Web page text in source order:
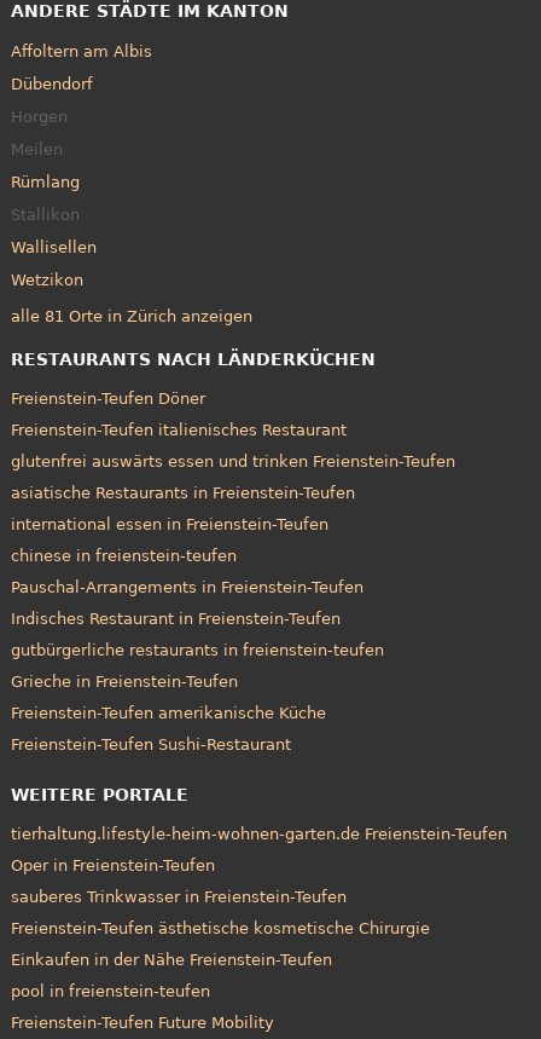
ANDERE STÄDTE IM KANTON
Affoltern am Albis
Dübendorf
Horgen
Meilen
Rümlang
Stallikon
Wallisellen
Wetzikon
alle 81 Orte in Zürich anzeigen
RESTAURANTS NACH LÄNDERKÜCHEN
Freienstein-Teufen Döner
Freienstein-Teufen italienisches Restaurant
glutenfrei auswärts essen und trinken Freienstein-Teufen
asiatische Restaurants in Freienstein-Teufen
international essen in Freienstein-Teufen
chinese in freienstein-teufen
Pauschal-Arrangements in Freienstein-Teufen
Indisches Restaurant in Freienstein-Teufen
gutbürgerliche restaurants in freienstein-teufen
Grieche in Freienstein-Teufen
Freienstein-Teufen amerikanische Küche
Freienstein-Teufen Sushi-Restaurant
WEITERE PORTALE
tierhaltung.lifestyle-heim-wohnen-garten.de Freienstein-Teufen
Oper in Freienstein-Teufen
sauberes Trinkwasser in Freienstein-Teufen
Freienstein-Teufen ästhetische kosmetische Chirurgie
Einkaufen in der Nähe Freienstein-Teufen
pool in freienstein-teufen
Freienstein-Teufen Future Mobility